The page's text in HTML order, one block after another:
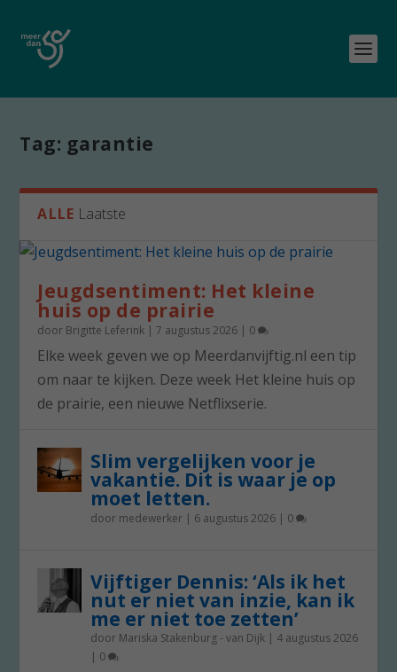
Tag: garantie
ALLE Laatste
Jeugdsentiment: Het kleine
huis op de prairie
door Brigitte Leferink |7 augustus 2026 | 0
Elke week geven we op Meerdanvijftig.nl een tip
om naar te kijken. Deze week Het kleine huis op
de prairie, een nieuwe Netflixserie.
Slim vergelijken voor je
vakantie. Dit is waar je op
moet letten.
door medewerker | 6 augustus 2026 | 0
Vijftiger Dennis: ‘Als ik het
nut er niet van inzie, kan ik
me er niet toe zetten’
door Mariska Stakenburg - van Dijk | 4 augustus 2026
| 0